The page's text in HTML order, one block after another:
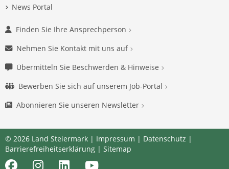
News Portal
Finden Sie Ihre Ansprechperson
Nehmen Sie Kontakt mit uns auf
Übermitteln Sie Beschwerden & Hinweise
Bewerben Sie sich auf unserem Job-Portal
Abonnieren Sie unseren Newsletter
© 2026 Land Steiermark | Impressum | Datenschutz |
Barrierefreiheitserklärung | Sitemap
FacebookInstagramLinkedInYoutube